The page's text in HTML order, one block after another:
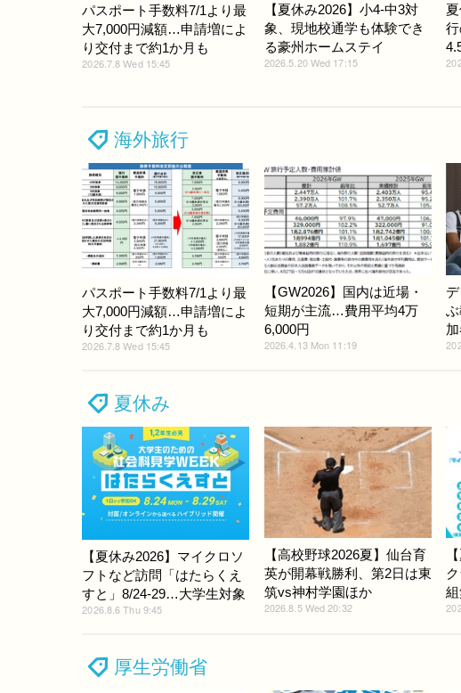
パスポート手数料7/1より最
大7,000円減額…申請増によ
り交付まで約1か月も
2026.7.8 Wed 15:45
【夏休み2026】小4-中3対
象、現地校通学も体験でき
る豪州ホームステイ
2026.5.20 Wed 17:15
海外旅行
パスポート手数料7/1より最
大7,000円減額…申請増によ
り交付まで約1か月も
2026.7.8 Wed 15:45
【GW2026】国内は近場・
短期が主流…費用平均4万
6,000円
2026.4.13 Mon 11:19
夏休み
【夏休み2026】マイクロソ
フトなど訪問「はたらくえ
すと」8/24-29…大学生対象
2026.8.6 Thu 9:45
【高校野球2026夏】仙台育
英が開幕戦勝利、第2日は東
筑vs神村学園ほか
2026.8.5 Wed 20:32
厚生労働省